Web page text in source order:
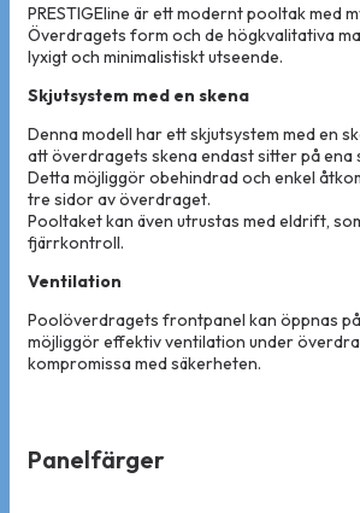
PRESTIGEline är ett modernt pooltak med
Överdragets form och de högkvalitativa
lyxigt och minimalistiskt utseende.
Skjutsystem med en skena
Denna modell har ett skjutsystem med en
att överdragets skena endast sitter på ena
Detta möjliggör obehindrad och enkel
tre sidor av överdraget.
Pooltaket kan även utrustas med eldrift,
fjärrkontroll.
Ventilation
Poolöverdragets frontpanel kan öppnas
möjliggör effektiv ventilation under
kompromissa med säkerheten.
Panelfärger